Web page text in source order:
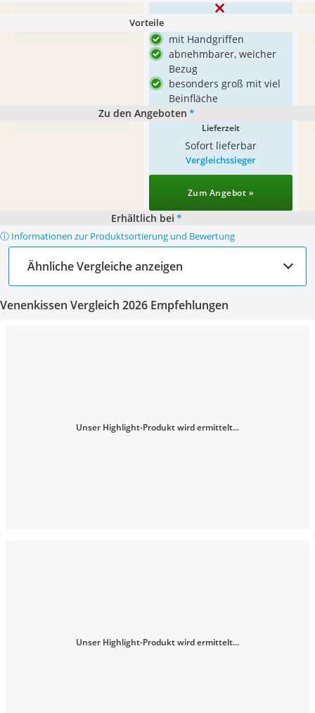
Vorteile
mit Handgriffen
abnehmbarer, weicher
Bezug
besonders groß mit viel
Beinfläche
Zu den Angeboten *
Lieferzeit
Sofort lieferbar
Vergleichssieger
Zum Angebot »
Erhältlich bei *
ⓘ Informationen zur Produktsortierung und Bewertung
Ähnliche Vergleiche anzeigen
Venenkissen Vergleich 2026 Empfehlungen
Unser Highlight-Produkt wird ermittelt...
Unser Highlight-Produkt wird ermittelt...